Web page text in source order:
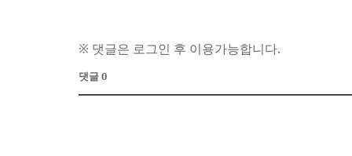
※ 댓글은 로그인 후 이용가능합니다.
댓글 0